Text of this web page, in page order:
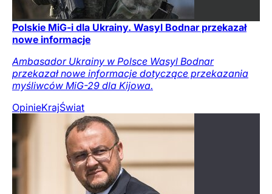
Polskie MiG-i dla Ukrainy. Wasyl Bodnar przekazał
nowe informacje
Ambasador Ukrainy w Polsce Wasyl Bodnar
przekazał nowe informacje dotyczące przekazania
myśliwców MiG-29 dla Kijowa.
OpinieKrajŚwiat